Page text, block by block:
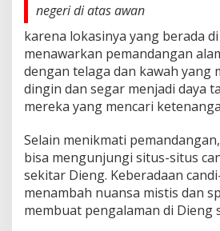
negeri di atas awan
karena lokasinya yang berada
menawarkan pemandangan
dengan telaga dan kawah yang
dingin dan segar menjadi daya
mereka yang mencari
Selain menikmati
bisa mengunjungi situs-situs
sekitar Dieng. Keberadaan
menambah nuansa mistis dan
membuat pengalaman di Dieng